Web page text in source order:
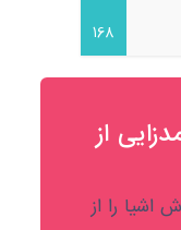
168
از
را از